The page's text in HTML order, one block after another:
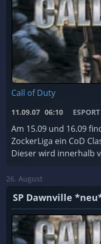
Call of Duty
11.09.07 06:10 ESPORT
Am 15.09 und 16.09
ZockerLiga ein CoD
Dieser wird innerhalb
26. August
SP Dawnville